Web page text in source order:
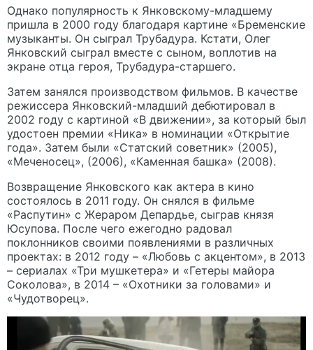
Однако популярность к Янковскому-младшему
пришла в 2000 году благодаря картине «Бременские
музыканты. Он сыграл Трубадура. Кстати, Олег
Янковский сыграл вместе с сыном, воплотив на
экране отца героя, Трубадура-старшего.
Затем занялся производством фильмов. В качестве
режиссера Янковский-младший дебютировал в
2002 году с картиной «В движении», за который был
удостоен премии «Ника» в номинации «Открытие
года». Затем были «Статский советник» (2005),
«Меченосец», (2006), «Каменная башка» (2008).
Возвращение Янковского как актера в кино
состоялось в 2011 году. Он снялся в фильме
«Распутин» с Жераром Депардье, сыграв князя
Юсупова. После чего ежегодно радовал
поклонников своими появлениями в различных
проектах: в 2012 году – «Любовь с акцентом», в 2013
– сериалах «Три мушкетера» и «Гетеры майора
Соколова», в 2014 – «Охотники за головами» и
«Чудотворец».